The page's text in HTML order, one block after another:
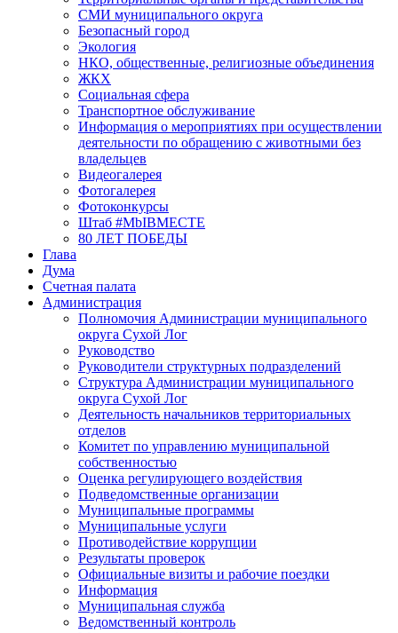
СМИ муниципального округа
Безопасный город
Экология
НКО, общественные, религиозные объединения
ЖКХ
Социальная сфера
Транспортное обслуживание
Информация о мероприятиях при осуществлении
деятельности по обращению с животными без
владельцев
Видеогалерея
Фотогалерея
Фотоконкурсы
Штаб #MbIBMECTE
80 ЛЕТ ПОБЕДЫ
Глава
Дума
Счетная палата
Администрация
Полномочия Администрации муниципального
округа Сухой Лог
Руководство
Руководители структурных подразделений
Структура Администрации муниципального
округа Сухой Лог
Деятельность начальников территориальных
отделов
Комитет по управлению муниципальной
собственностью
Оценка регулирующего воздействия
Подведомственные организации
Муниципальные программы
Муниципальные услуги
Противодействие коррупции
Результаты проверок
Официальные визиты и рабочие поездки
Информация
Муниципальная служба
Ведомственный контроль